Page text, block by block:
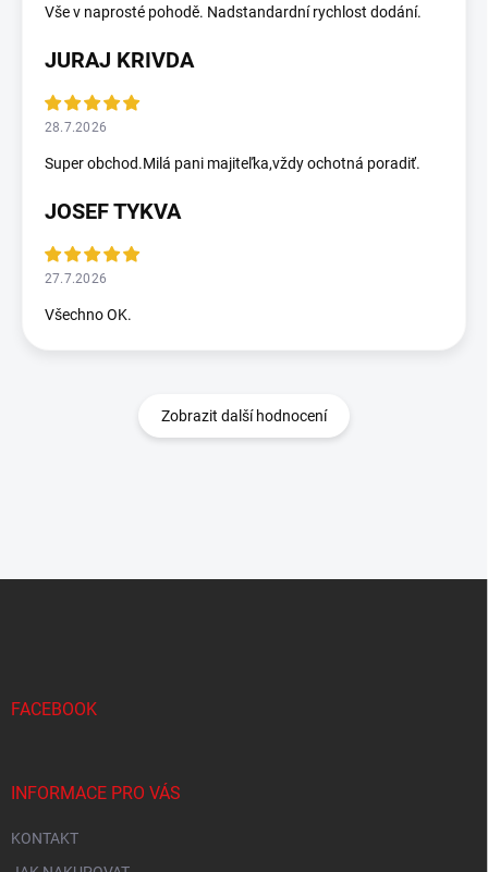
Vše v naprosté pohodě. Nadstandardní rychlost dodání.
JURAJ KRIVDA
28.7.2026
Super obchod.Milá pani majiteľka,vždy ochotná poradiť.
JOSEF TYKVA
27.7.2026
Všechno OK.
Zobrazit další hodnocení
FACEBOOK
INFORMACE PRO VÁS
KONTAKT